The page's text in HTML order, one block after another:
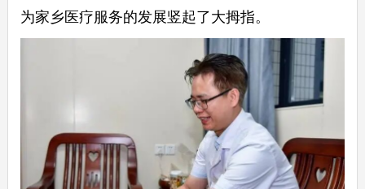
为家乡医疗服务的发展竖起了大拇指。